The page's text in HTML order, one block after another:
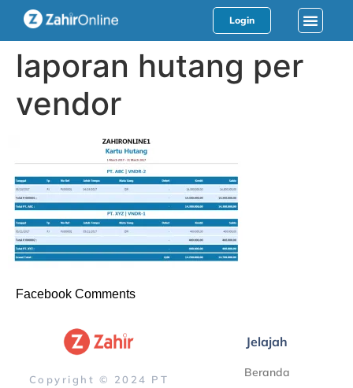
Login
laporan hutang per
vendor
Facebook Comments
Copyright © 2024 PT
Jelajah
Beranda